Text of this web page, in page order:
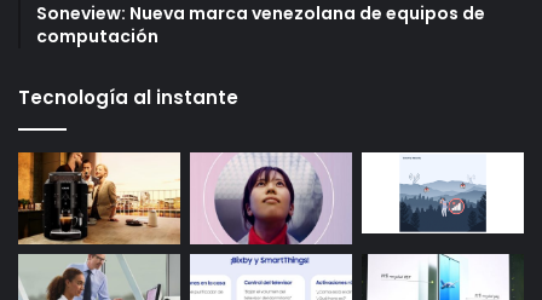
Soneview: Nueva marca venezolana de equipos de
computación
Tecnología al instante